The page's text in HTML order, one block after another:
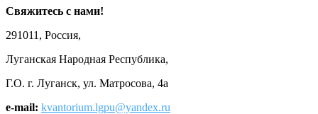
Свяжитесь с нами!
291011, Россия,
Луганская Народная Республика,
Г.О. г. Луганск, ул. Матросова, 4а
e-mail: kvantorium.lgpu@yandex.ru